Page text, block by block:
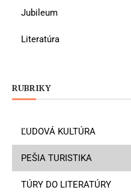
Jubileum
Literatúra
RUBRIKY
ĽUDOVÁ KULTÚRA
PEŠIA TURISTIKA
TÚRY DO LITERATÚRY